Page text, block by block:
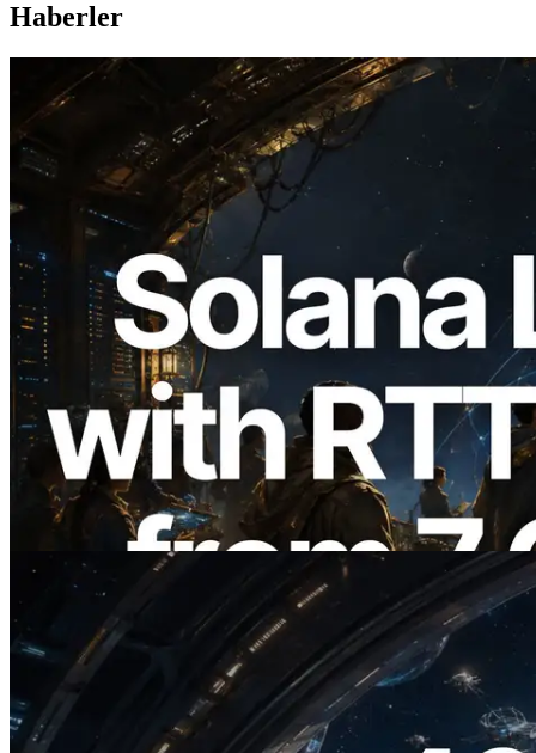
Haberler
2026.08.05
ERPC, Solana Leader Slot API'yi 7
küresel bölgeden ping ölçümüyle
genişletti — Validators Information API
de yayında
Bu makaleyi oku